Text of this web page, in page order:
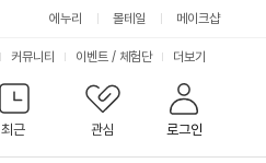
에누리 몰테일 메이크샵
최근
관심 로그인
커뮤니티 이벤트 / 체험단 서
비
스
더보기